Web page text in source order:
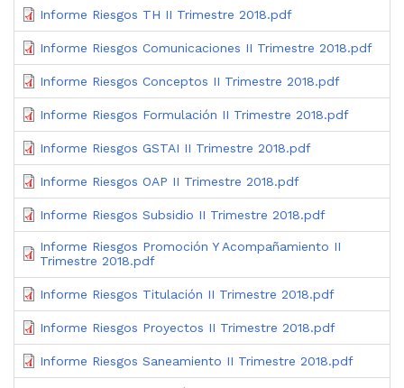
Informe Riesgos TH II Trimestre 2018.pdf
Informe Riesgos Comunicaciones II Trimestre 2018.pdf
Informe Riesgos Conceptos II Trimestre 2018.pdf
Informe Riesgos Formulación II Trimestre 2018.pdf
Informe Riesgos GSTAI II Trimestre 2018.pdf
Informe Riesgos OAP II Trimestre 2018.pdf
Informe Riesgos Subsidio II Trimestre 2018.pdf
Informe Riesgos Promoción Y Acompañamiento II
Trimestre 2018.pdf
Informe Riesgos Titulación II Trimestre 2018.pdf
Informe Riesgos Proyectos II Trimestre 2018.pdf
Informe Riesgos Saneamiento II Trimestre 2018.pdf